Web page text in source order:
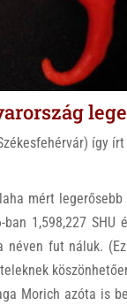
így írt
mért
ban 1,598,227
néven fut náluk.
Morich azóta is